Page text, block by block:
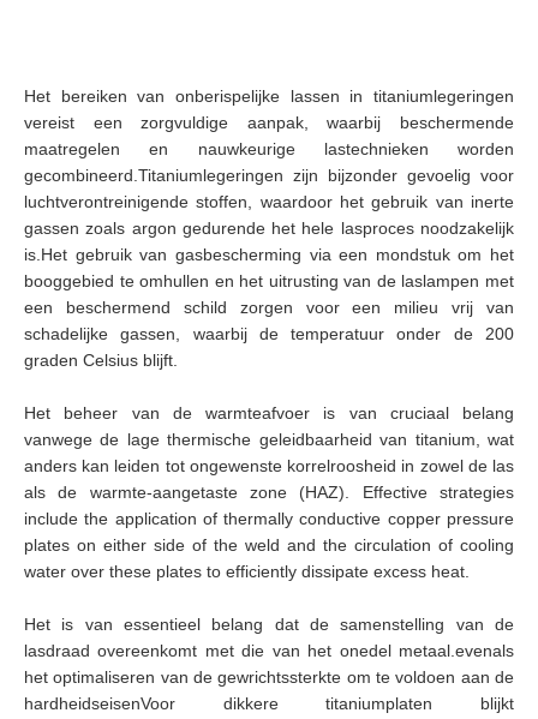
Het bereiken van onberispelijke lassen in titaniumlegeringen
vereist een zorgvuldige aanpak, waarbij beschermende
maatregelen en nauwkeurige lastechnieken worden
gecombineerd.Titaniumlegeringen zijn bijzonder gevoelig voor
luchtverontreinigende stoffen, waardoor het gebruik van inerte
gassen zoals argon gedurende het hele lasproces noodzakelijk
is.Het gebruik van gasbescherming via een mondstuk om het
booggebied te omhullen en het uitrusting van de laslampen met
een beschermend schild zorgen voor een milieu vrij van
schadelijke gassen, waarbij de temperatuur onder de 200
graden Celsius blijft.
Het beheer van de warmteafvoer is van cruciaal belang
vanwege de lage thermische geleidbaarheid van titanium, wat
anders kan leiden tot ongewenste korrelroosheid in zowel de las
als de warmte-aangetaste zone (HAZ). Effective strategies
include the application of thermally conductive copper pressure
plates on either side of the weld and the circulation of cooling
water over these plates to efficiently dissipate excess heat.
Het is van essentieel belang dat de samenstelling van de
lasdraad overeenkomt met die van het onedel metaal.evenals
het optimaliseren van de gewrichtssterkte om te voldoen aan de
hardheidseisenVoor dikkere titaniumplaten blijkt